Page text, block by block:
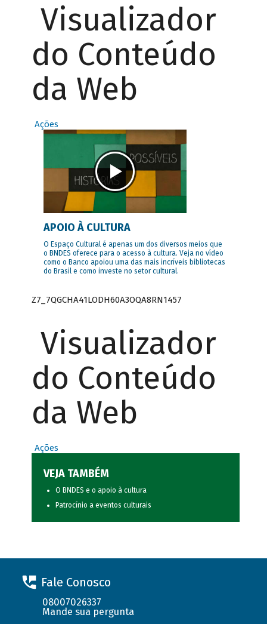
Visualizador
do Conteúdo
da Web
Ações
APOIO À CULTURA
O Espaço Cultural é apenas um dos diversos meios que
o BNDES oferece para o acesso à cultura. Veja no vídeo
como o Banco apoiou uma das mais incríveis bibliotecas
do Brasil e como investe no setor cultural.
Z7_7QGCHA41LODH60A3OQA8RN1457
Visualizador
do Conteúdo
da Web
Ações
VEJA TAMBÉM
O BNDES e o apoio à cultura
Patrocínio a eventos culturais
Fale Conosco
08007026337
Mande sua pergunta